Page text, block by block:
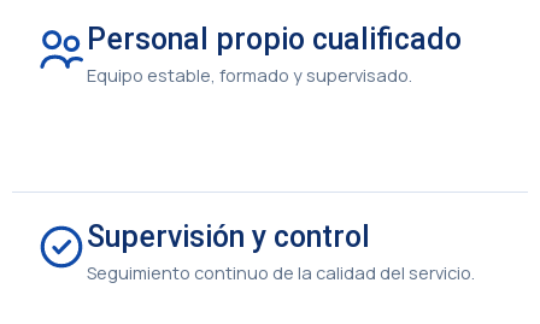
Personal propio cualificado
Equipo estable, formado y supervisado.
Supervisión y control
Seguimiento continuo de la calidad del servicio.